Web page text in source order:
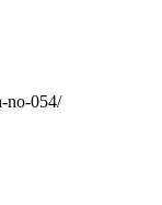
no-054/